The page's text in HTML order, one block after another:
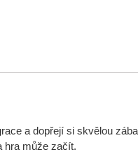
a dopřejí si skvělou
hra může začít.